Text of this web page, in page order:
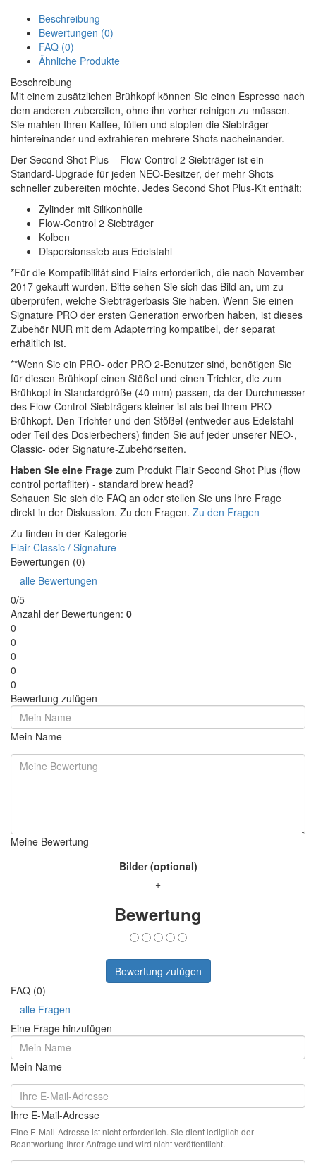
Beschreibung
Bewertungen (0)
FAQ (0)
Ähnliche Produkte
Beschreibung
Mit einem zusätzlichen Brühkopf können Sie einen Espresso nach
dem anderen zubereiten, ohne ihn vorher reinigen zu müssen.
Sie mahlen Ihren Kaffee, füllen und stopfen die Siebträger
hintereinander und extrahieren mehrere Shots nacheinander.
Der Second Shot Plus – Flow-Control 2 Siebträger ist ein
Standard-Upgrade für jeden NEO-Besitzer, der mehr Shots
schneller zubereiten möchte. Jedes Second Shot Plus-Kit enthält:
Zylinder mit Silikonhülle
Flow-Control 2 Siebträger
Kolben
Dispersionssieb aus Edelstahl
*Für die Kompatibilität sind Flairs erforderlich, die nach November
2017 gekauft wurden. Bitte sehen Sie sich das Bild an, um zu
überprüfen, welche Siebträgerbasis Sie haben. Wenn Sie einen
Signature PRO der ersten Generation erworben haben, ist dieses
Zubehör NUR mit dem Adapterring kompatibel, der separat
erhältlich ist.
**Wenn Sie ein PRO- oder PRO 2-Benutzer sind, benötigen Sie
für diesen Brühkopf einen Stößel und einen Trichter, die zum
Brühkopf in Standardgröße (40 mm) passen, da der Durchmesser
des Flow-Control-Siebträgers kleiner ist als bei Ihrem PRO-
Brühkopf. Den Trichter und den Stößel (entweder aus Edelstahl
oder Teil des Dosierbechers) finden Sie auf jeder unserer NEO-,
Classic- oder Signature-Zubehörseiten.
Haben Sie eine Frage zum Produkt Flair Second Shot Plus (flow
control portafilter) - standard brew head?
Schauen Sie sich die FAQ an oder stellen Sie uns Ihre Frage
direkt in der Diskussion. Zu den Fragen. Zu den Fragen
Zu finden in der Kategorie
Flair Classic / Signature
Bewertungen (0)
alle Bewertungen
0/5
Anzahl der Bewertungen: 0
0
0
0
0
0
Bewertung zufügen
Mein Name
Meine Bewertung
Bilder (optional)
+
Bewertung
Bewertung zufügen
FAQ (0)
alle Fragen
Eine Frage hinzufügen
Mein Name
Ihre E-Mail-Adresse
Eine E-Mail-Adresse ist nicht erforderlich. Sie dient lediglich der
Beantwortung Ihrer Anfrage und wird nicht veröffentlicht.